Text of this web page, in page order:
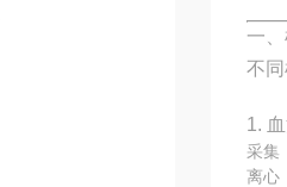
一
不
1.
采集
离心